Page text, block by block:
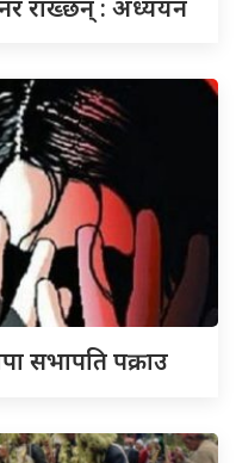
राख्छन् : अध्ययन
सभापति पक्राउ